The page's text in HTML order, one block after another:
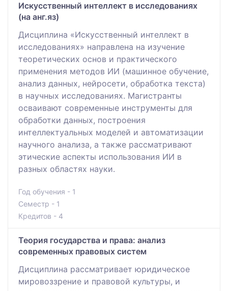
Искусственный интеллект в исследованиях
(на анг.яз)
Дисциплина «Искусственный интеллект в
исследованиях» направлена на изучение
теоретических основ и практического
применения методов ИИ (машинное обучение,
анализ данных, нейросети, обработка текста)
в научных исследованиях. Магистранты
осваивают современные инструменты для
обработки данных, построения
интеллектуальных моделей и автоматизации
научного анализа, а также рассматривают
этические аспекты использования ИИ в
разных областях науки.
Год обучения - 1
Семестр - 1
Кредитов - 4
Теория государства и права: анализ
современных правовых систем
Дисциплина рассматривает юридическое
мировоззрение и правовой культуры, и